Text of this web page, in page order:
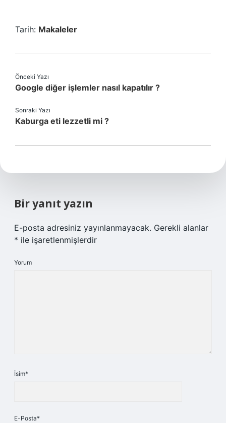
Tarih: Makaleler
Önceki Yazı
Google diğer işlemler nasıl kapatılır ?
Sonraki Yazı
Kaburga eti lezzetli mi ?
Bir yanıt yazın
E-posta adresiniz yayınlanmayacak. Gerekli alanlar
* ile işaretlenmişlerdir
Yorum
İsim*
E-Posta*